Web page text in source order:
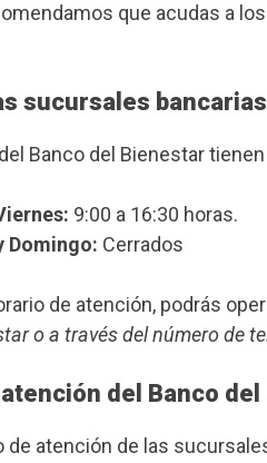
que acudas a
sucursales
Banco del Bienestar
9:00 a 16:30 horas.
Domingo: Cerrados
de atención, podrás
o a través del número de
del Banco
de atención de las